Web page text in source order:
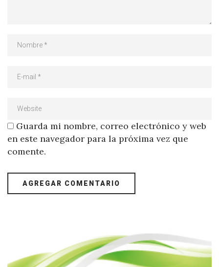
Guarda mi nombre, correo electrónico y web
en este navegador para la próxima vez que
comente.